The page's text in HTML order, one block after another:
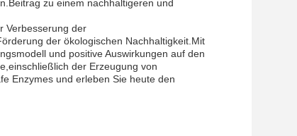
zu einem nachhaltigeren und
Verbesserung der
der ökologischen Nachhaltigkeit.Mit
und positive Auswirkungen auf den
der Erzeugung von
Enzymes und erleben Sie heute den